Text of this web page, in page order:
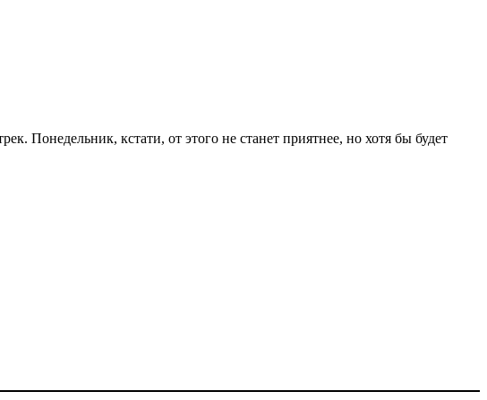
Понедельник, кстати, от этого не станет приятнее, но хотя бы будет